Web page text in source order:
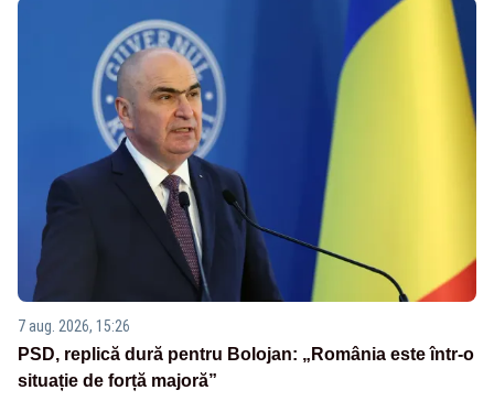
7 aug. 2026, 15:26
PSD, replică dură pentru Bolojan: „România este într-o
situație de forță majoră”